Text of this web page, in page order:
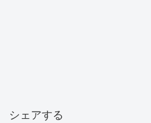
シェアする